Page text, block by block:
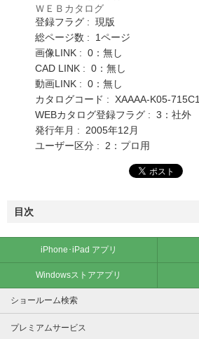
ＷＥＢカタログ
登録フラグ : 現版
総ページ数 : 1ページ
画像LINK : 0：無し
CAD LINK : 0：無し
動画LINK : 0：無し
カタログコード : XAAAA-K05-715C1
WEBカタログ登録フラグ : 3：社外
発行年月 : 2005年12月
ユーザー区分 : 2：プロ用
目次
iPhone･iPad アプリ
Windowsストアアプリ
ショールーム検索
プレミアムサービス